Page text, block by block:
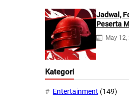
Jadwal,
Peserta
2026
May 12,
Kategori
Entertainment (149)